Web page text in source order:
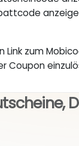
Link zum
Coupon